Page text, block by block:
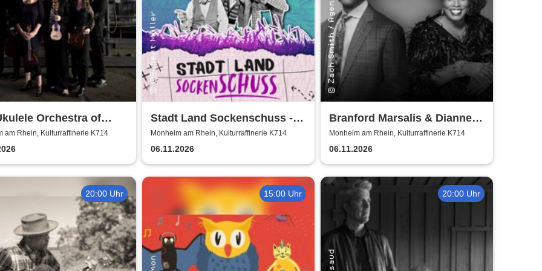
Orchestra of
Britain
am Rhein, Kulturraffinerie K714
Stadt Land Sockenschuss -
Kabarett-Theater Distel
Monheim am Rhein, Kulturraffinerie K714
06.11.2026
Branford Marsalis & Dianne
Reeves celebrate John
Coltrane
Monheim am Rhein, Kulturraffinerie K714
06.11.2026
20:00 Uhr 15:00 Uhr 20:00 Uhr